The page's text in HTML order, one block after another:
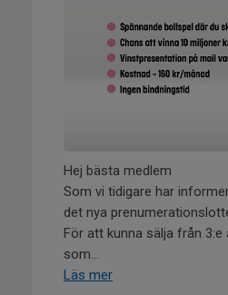
Hej bästa medlem
Som vi tidigare har
det nya
För att kunna sälja från
som...
Läs mer